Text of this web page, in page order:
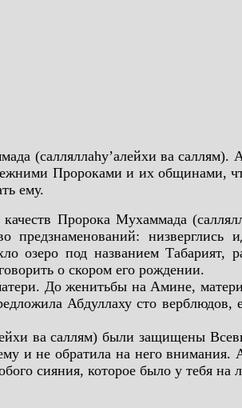
(салляллаhу’алейхи ва саллям).
Пророками и их общинами,
ему.
Пророка Мухаммада
предзнаменований: низверглись
озеро под названием Табарият,
о скором его рождении.
До женитьбы на Амине,
Абдуллаху сто верблюдов,
ва саллям) были защищены
и не обратила на него внимания.
сияния, которое было у тебя на